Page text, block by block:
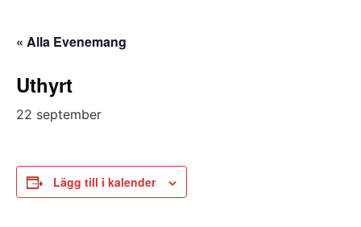
« Alla Evenemang
Uthyrt
22 september
Lägg till i kalender